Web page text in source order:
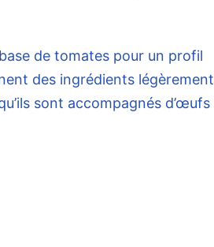
de tomates pour un profil
des ingrédients légèrement
sont accompagnés d’œufs